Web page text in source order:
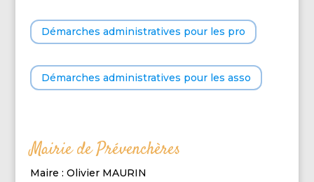
Démarches administratives pour les pro
Démarches administratives pour les asso
Mairie de Prévenchères
Maire : Olivier MAURIN